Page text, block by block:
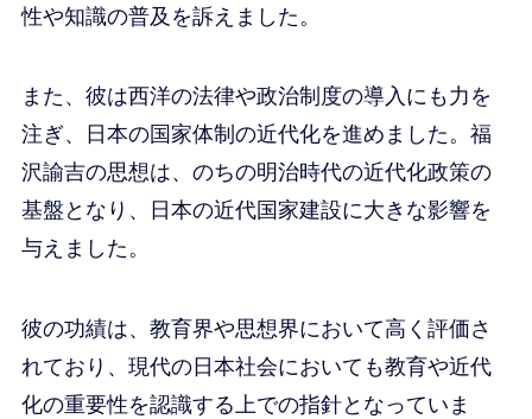
性や知識の普及を訴えました。
また、彼は西洋の法律や政治制度の導入にも力を
注ぎ、日本の国家体制の近代化を進めました。福
沢諭吉の思想は、のちの明治時代の近代化政策の
基盤となり、日本の近代国家建設に大きな影響を
与えました。
彼の功績は、教育界や思想界において高く評価さ
れており、現代の日本社会においても教育や近代
化の重要性を認識する上での指針となっていま